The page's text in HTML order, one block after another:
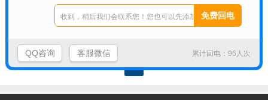
欢迎面粉袋厂订制无纺布面粉袋
‹‹ 1 ››
累计回电：96人次
QQ咨询 客服微信